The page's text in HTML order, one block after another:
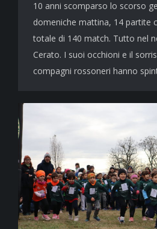
10 anni scomparso lo scorso
domeniche mattina, 14 partite
totale di 140 match. Tutto nel
Cerato. I suoi occhioni e il
compagni rossoneri hanno